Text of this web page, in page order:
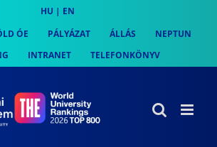
HU | EN
ÓE PÁLYÁZAT ÁLLÁS
NEPTUN
INTRANET TELEFONKÖNYV